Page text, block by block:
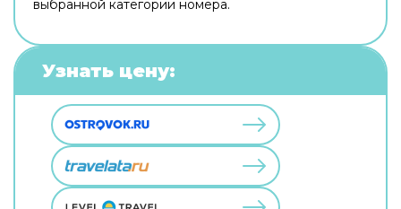
выбранной категории номера.
Узнать цену: